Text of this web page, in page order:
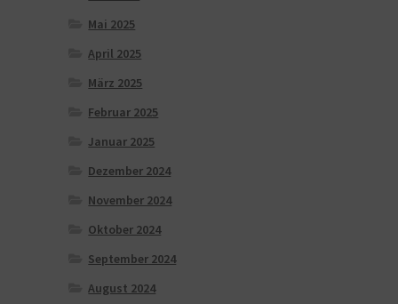
Mai 2025
April 2025
März 2025
Februar 2025
Januar 2025
Dezember 2024
November 2024
Oktober 2024
September 2024
August 2024